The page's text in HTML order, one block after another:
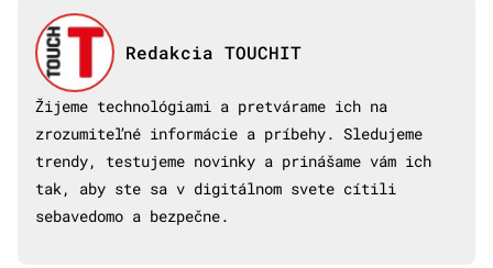
Redakcia TOUCHIT
Žijeme technológiami a pretvárame ich na
zrozumiteľné informácie a príbehy. Sledujeme
trendy, testujeme novinky a prinášame vám ich
tak, aby ste sa v digitálnom svete cítili
sebavedomo a bezpečne.